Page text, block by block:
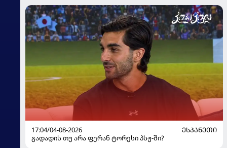
17:04/04-08-2026
ᲔᲡᲞᲐᲜᲔᲗᲘ
გადადის თუ არა ფერან ტორესი პსჟ-ში?